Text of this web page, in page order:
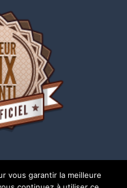
vous garantir la meilleure